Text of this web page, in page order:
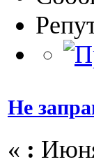
Не
« :